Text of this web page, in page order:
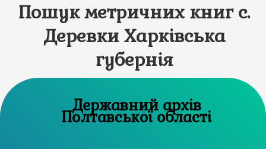
Пошук метричних книг с.
Деревки Харківська
губернія
Державний архів
Полтавської області